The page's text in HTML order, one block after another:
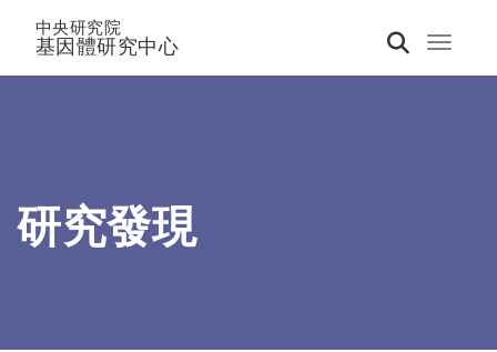
Toggle
中央研究院
基因體研究中心
研究發現